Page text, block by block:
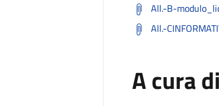
All.-B-
All.-
A cura di